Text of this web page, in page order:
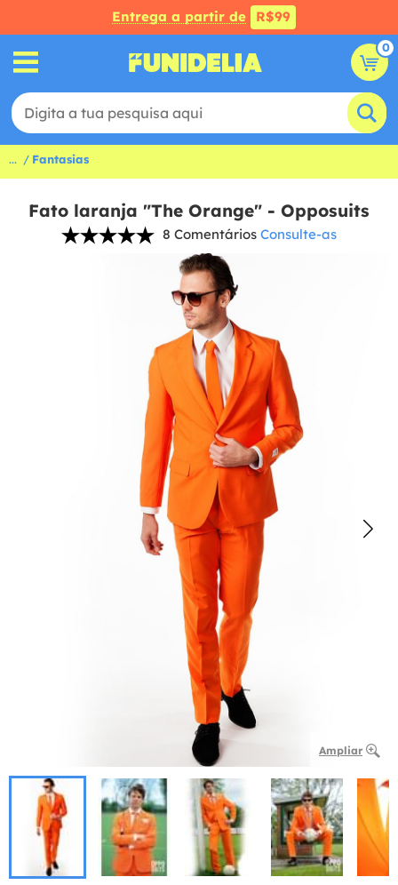
Entrega a partir de R$99
0
... Fantasias
Fato laranja "The Orange" - Opposuits
8 Comentários Consulte-as
Ampliar